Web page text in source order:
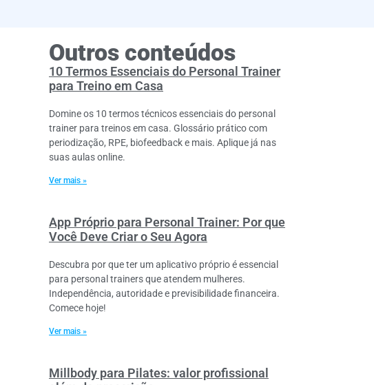
Outros conteúdos
10 Termos Essenciais do Personal Trainer
para Treino em Casa
Domine os 10 termos técnicos essenciais do personal
trainer para treinos em casa. Glossário prático com
periodização, RPE, biofeedback e mais. Aplique já nas
suas aulas online.
Ver mais »
App Próprio para Personal Trainer: Por que
Você Deve Criar o Seu Agora
Descubra por que ter um aplicativo próprio é essencial
para personal trainers que atendem mulheres.
Independência, autoridade e previsibilidade financeira.
Comece hoje!
Ver mais »
Millbody para Pilates: valor profissional